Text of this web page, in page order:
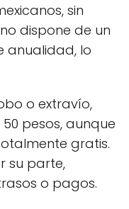
sin
dispone de un
anualidad, lo
o extravío,
pesos, aunque
gratis.
su parte,
o pagos.